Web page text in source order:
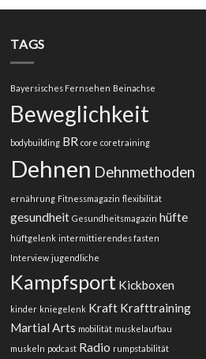
TAGS
Bayersisches Fernsehen Beinachse
Beweglichkeit
bodybuilding BR core coretraining
Dehnen Dehnmethoden
ernährung Fitnessmagazin flexibilität
gesundheit Gesundheitsmagazin hüfte
hüftgelenk intermittierendes fasten
Interview jugendliche
Kampfsport Kickboxen
kinder kniegelenk Kraft Krafttraining
Martial Arts mobilität muskelaufbau
muskeln podcast Radio rumpstabilität